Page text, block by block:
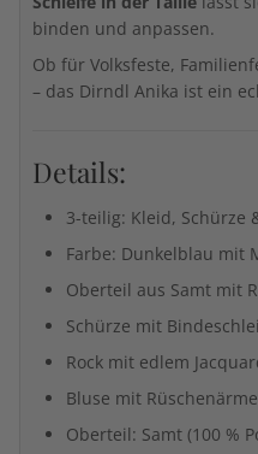
binden und anpassen.
Ob für Volksfeste,
– das Dirndl Anika ist ein
Details:
3-teilig: Kleid, Schürze
Farbe: Dunkelblau mit
Oberteil aus Samt mit
Schürze mit
Rock mit edlem
Bluse mit
Oberteil: Samt (100 %